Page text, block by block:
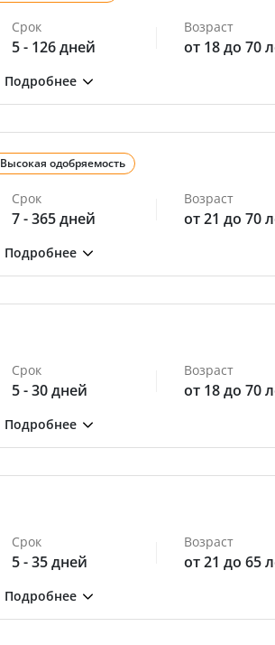
Срок
5 - 126 дней
Возраст
от 18 до 70
Высокая одобряемость
Срок
7 - 365 дней
Возраст
от 21 до 70
Срок
5 - 30 дней
Возраст
от 18 до 70
Срок
5 - 35 дней
Возраст
от 21 до 65